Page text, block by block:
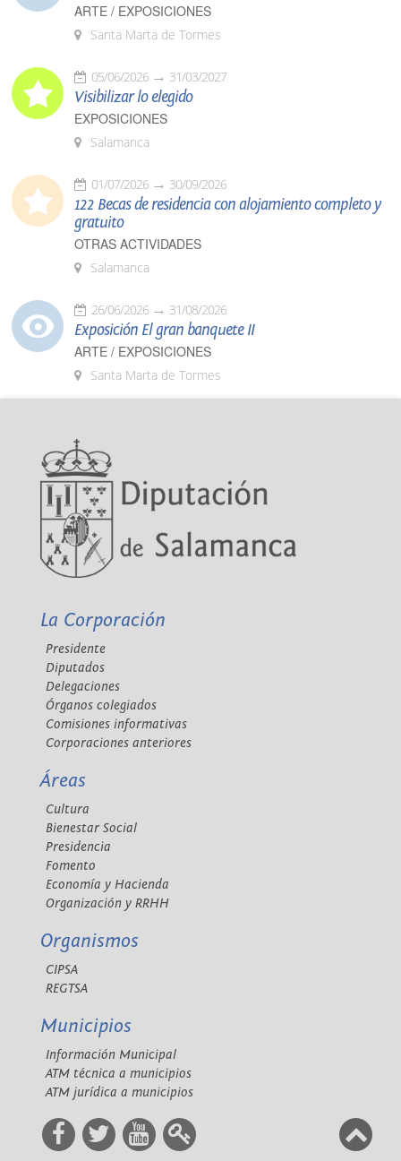
ARTE / EXPOSICIONES
Santa Marta de Tormes
05/06/2026 31/03/2027
Visibilizar lo elegido
EXPOSICIONES
Salamanca
01/07/2026 30/09/2026
122 Becas de residencia con alojamiento completo y
gratuito
OTRAS ACTIVIDADES
Salamanca
26/06/2026 31/08/2026
Exposición El gran banquete II
ARTE / EXPOSICIONES
Santa Marta de Tormes
La Corporación
Presidente
Diputados
Delegaciones
Órganos colegiados
Comisiones informativas
Corporaciones anteriores
Áreas
Cultura
Bienestar Social
Presidencia
Fomento
Economía y Hacienda
Organización y RRHH
Organismos
CIPSA
REGTSA
Municipios
Información Municipal
ATM técnica a municipios
ATM jurídica a municipios